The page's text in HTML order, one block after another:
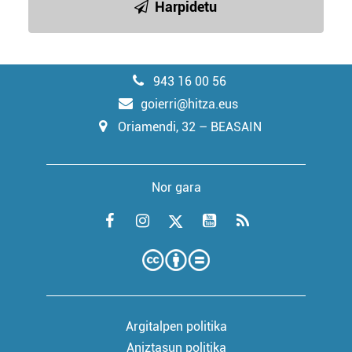
Harpidetu
943 16 00 56
goierri@hitza.eus
Oriamendi, 32 – BEASAIN
Nor gara
Argitalpen politika
Aniztasun politika